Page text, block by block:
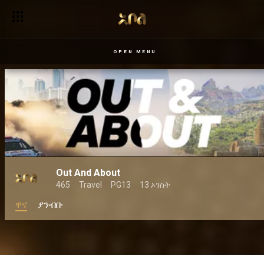
OPEN MENU
Out And About
465 Travel PG13 13 ኦገስት
ዋና ያንብቡ